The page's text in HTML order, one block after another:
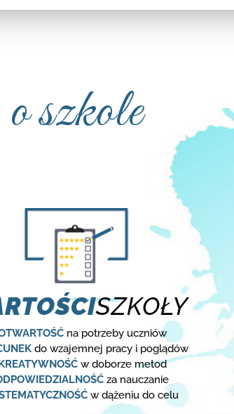
o szkole
SZKOŁY
na potrzeby uczniów
do wzajemnej pracy i poglądów
w doborze metod
za nauczanie
w dążeniu do celu